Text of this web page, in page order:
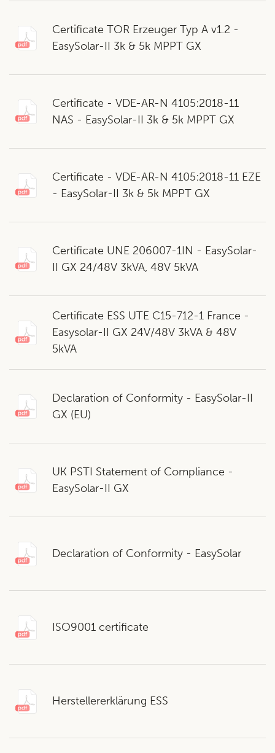
Certificate TOR Erzeuger Typ A v1.2 -
EasySolar-II 3k & 5k MPPT GX
Certificate - VDE-AR-N 4105:2018-11
NAS - EasySolar-II 3k & 5k MPPT GX
Certificate - VDE-AR-N 4105:2018-11 EZE
- EasySolar-II 3k & 5k MPPT GX
Certificate UNE 206007-1IN - EasySolar-
II GX 24/48V 3kVA, 48V 5kVA
Certificate ESS UTE C15-712-1 France -
Easysolar-II GX 24V/48V 3kVA & 48V
5kVA
Declaration of Conformity - EasySolar-II
GX (EU)
UK PSTI Statement of Compliance -
EasySolar-II GX
Declaration of Conformity - EasySolar
ISO9001 certificate
Herstellererklärung ESS